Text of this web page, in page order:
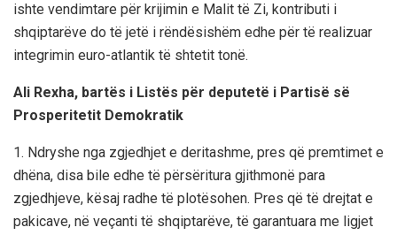
ishte vendimtare për krijimin e Malit të Zi, kontributi i
shqiptarëve do të jetë i rëndësishëm edhe për të realizuar
integrimin euro-atlantik të shtetit tonë.
Ali Rexha, bartës i Listës për deputetë i Partisë së
Prosperitetit Demokratik
1. Ndryshe nga zgjedhjet e deritashme, pres që premtimet e
dhëna, disa bile edhe të përsëritura gjithmonë para
zgjedhjeve, kësaj radhe të plotësohen. Pres që të drejtat e
pakicave, në veçanti të shqiptarëve, të garantuara me ligjet